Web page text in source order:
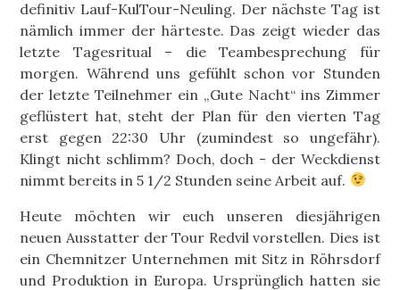
definitiv Lauf-KulTour-Neuling. Der nächste Tag ist
nämlich immer der härteste. Das zeigt wieder das
letzte Tagesritual – die Teambesprechung für
morgen. Während uns gefühlt schon vor Stunden
der letzte Teilnehmer ein „Gute Nacht“ ins Zimmer
geflüstert hat, steht der Plan für den vierten Tag
erst gegen 22:30 Uhr (zumindest so ungefähr).
Klingt nicht schlimm? Doch, doch - der Weckdienst
nimmt bereits in 5 1/2 Stunden seine Arbeit auf.
Heute möchten wir euch unseren diesjährigen
neuen Ausstatter der Tour Redvil vorstellen. Dies ist
ein Chemnitzer Unternehmen mit Sitz in Röhrsdorf
und Produktion in Europa. Ursprünglich hatten sie